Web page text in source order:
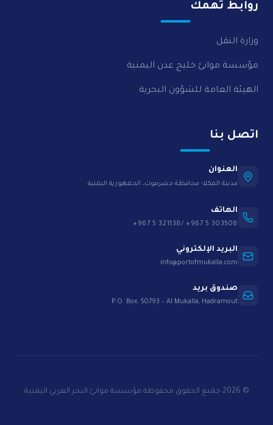
روابط تهمك
وزارة النقل
مؤسسة موانئ خليج عدن اليمنية
الهيئة العامة للشؤون البحرية
اتصل بنا
العنوان
مدينة المكلا- محافظة حضرموت، الجمهورية اليمنية
الهاتف
+967 5 321138/ +967 5 303508
البريد الإلكتروني
info@portofmukalla.com
صندوق بريد
P.O. Box: 50793 – Al Mukalla, Hadramout
© 2026 جميع الحقوق محفوظة مؤسسة موانئ البحر العربي اليمنية